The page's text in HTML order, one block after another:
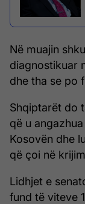
Në muajin
diagnostikuar
dhe tha se po
Shqiptarët do
që u
Kosovën dhe
që çoi në
Lidhjet e
fund të viteve